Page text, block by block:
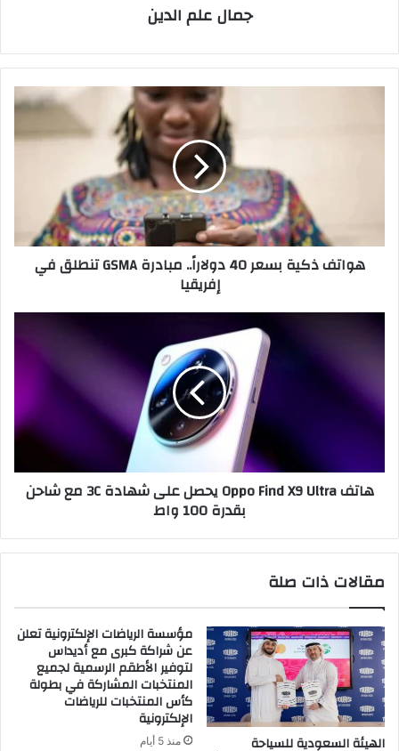
جمال علم الدين
في
إفريقيا
هواتف ذكية بسعر 40 دولاراً.. مبادرة GSMA تنطلق في
إفريقيا
شاحن
بقدرة
هاتف Oppo Find X9 Ultra يحصل على شهادة 3C مع شاحن
بقدرة 100 واط
مقالات ذات صلة
الهيئة السعودية للسياحة
مؤسسة الرياضات الإلكترونية تعلن
عن شراكة كبرى مع أديداس
لتوفير الأطقم الرسمية لجميع
المنتخبات المشاركة في بطولة
كأس المنتخبات للرياضات
الإلكترونية
منذ 5 أيام